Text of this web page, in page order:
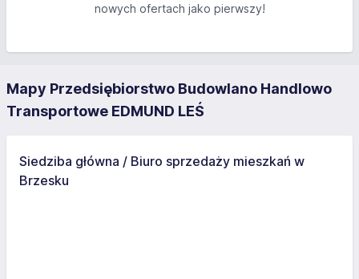
nowych ofertach jako pierwszy!
Mapy Przedsiębiorstwo Budowlano Handlowo
Transportowe EDMUND LEŚ
Siedziba główna / Biuro sprzedaży mieszkań w
Brzesku